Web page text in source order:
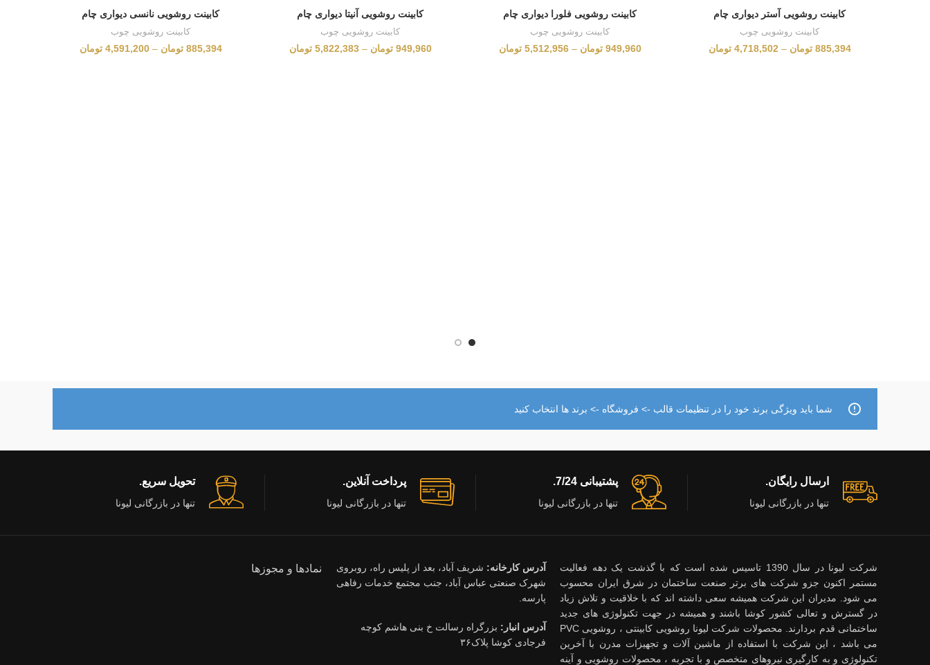
کابینت روشویی آستر دیواری چام
کابینت روشویی چوب
885,394 تومان –
4,718,502 تومان
کابینت روشویی فلورا دیواری چام
کابینت روشویی چوب
949,960 تومان –
5,512,956 تومان
کابینت روشویی آنیتا دیواری چام
کابینت روشویی چوب
949,960 تومان –
5,822,383 تومان
کابینت روشویی نانسی دیواری چام
کابینت روشویی چوب
885,394 تومان –
4,591,200 تومان
شما باید ویژگی برند خود را در تنظیمات قالب -> فروشگاه -> برند ها انتخاب کنید
ارسال رایگان.
تنها در بازرگانی لیونا
پشتیبانی 7/24.
تنها در بازرگانی لیونا
پرداخت آنلاین.
تنها در بازرگانی لیونا
تحویل سریع.
تنها در بازرگانی لیونا
شرکت لیونا در سال 1390 تاسیس شده است که با گذشت یک دهه فعالیت
مستمر اکنون جزو شرکت های برتر صنعت ساختمان در شرق ایران محسوب
می شود. مدیران این شرکت همیشه سعی داشته اند که با خلاقیت و تلاش زیاد
در گسترش و تعالی کشور کوشا باشند و همیشه در جهت تکنولوژی های جدید
ساختمانی قدم بردارند. محصولات شرکت لیونا روشویی کابینتی ، روشویی PVC
می باشد ، این شرکت با استفاده از ماشین آلات و تجهیزات مدرن با آخرین
تکنولوژی و به کارگیری نیروهای متخصص و با تجربه ، محصولات روشویی و آینه
آدرس کارخانه: شریف آباد، بعد از پلیس راه، روبروی
شهرک صنعتی عباس آباد، جنب مجتمع خدمات رفاهی
پارسه.
آدرس انبار: بزرگراه رسالت خ بنی هاشم کوچه
فرجادی کوشا پلاک۳۶
نمادها و مجوزها